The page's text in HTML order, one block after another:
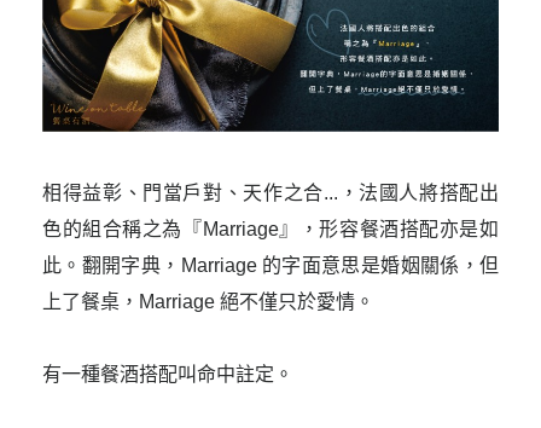
相得益彰、門當戶對、天作之合...，法國人將搭配出
色的組合稱之為『Marriage』，形容餐酒搭配亦是如
此。翻開字典，Marriage 的字面意思是婚姻關係，但
上了餐桌，Marriage 絕不僅只於愛情。
有一種餐酒搭配叫命中註定。